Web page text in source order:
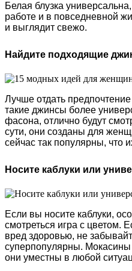
Белая блузка
работе и в повседневной
и выглядит свежо.
Найдите подходящие
Лучше отдать
такие джинсы более
фасона, отлично будут
сути, они созданы для
сейчас так популярны, что
Носите каблуки или
Если вы носите каблуки,
смотреться игра с цветом.
вред здоровью, не
суперпопулярны.
они уместны в любой